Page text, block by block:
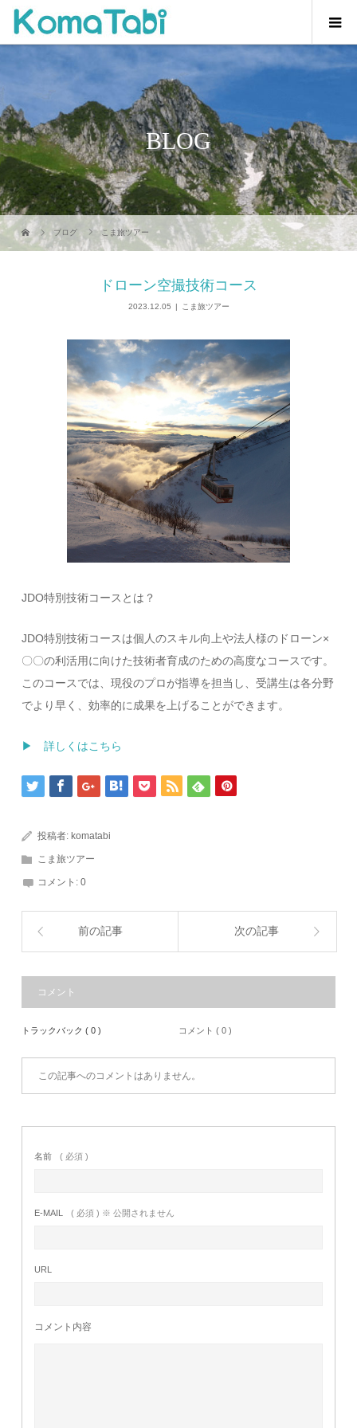
BLOG
ブログ こま旅ツアー
ドローン空撮技術コース
2023.12.05 こま旅ツアー
JDO特別技術コースとは？
JDO特別技術コースは個人のスキル向上や法人様のドローン×
〇〇の利活用に向けた技術者育成のための高度なコースです。
このコースでは、現役のプロが指導を担当し、受講生は各分野
でより早く、効率的に成果を上げることができます。
▶ 詳しくはこちら
投稿者: komatabi
こま旅ツアー
コメント:0
前の記事 次の記事
コメント
トラックバック ( 0 ) コメント ( 0 )
この記事へのコメントはありません。
名前 ( 必須 )
E-MAIL ( 必須 ) ※ 公開されません
URL
コメント内容